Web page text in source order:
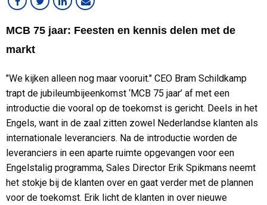
MCB 75 jaar: Feesten en kennis delen met de
markt
"We kijken alleen nog maar vooruit." CEO Bram Schildkamp
trapt de jubileumbijeenkomst ‘MCB 75 jaar’ af met een
introductie die vooral op de toekomst is gericht. Deels in het
Engels, want in de zaal zitten zowel Nederlandse klanten als
internationale leveranciers. Na de introductie worden de
leveranciers in een aparte ruimte opgevangen voor een
Engelstalig programma, Sales Director Erik Spikmans neemt
het stokje bij de klanten over en gaat verder met de plannen
voor de toekomst. Erik licht de klanten in over nieuwe